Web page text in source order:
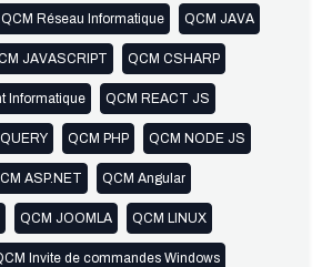
QCM Réseau Informatique QCM JAVA
JAVASCRIPT QCM CSHARP
Informatique QCM REACT JS
QCM PHP QCM NODE JS
ASP.NET QCM Angular
QCM JOOMLA QCM LINUX
Invite de commandes Windows